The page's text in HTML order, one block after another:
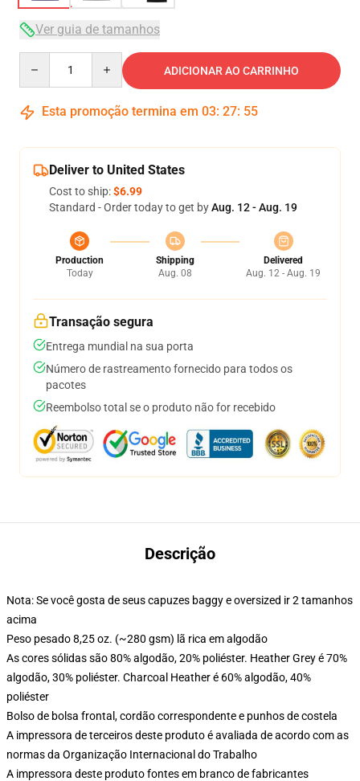
Ver guia de tamanhos
ADICIONAR AO CARRINHO
Esta promoção termina em 03: 27: 54
Deliver to United States
Cost to ship:$6.99
Standard - Order today to get byAug. 12 - Aug. 19
Production
Today
Shipping
Aug. 08
Delivered
Aug. 12 - Aug. 19
Transação segura
Entrega mundial na sua porta
Número de rastreamento fornecido para todos os
pacotes
Reembolso total se o produto não for recebido
Descrição
Nota: Se você gosta de seus capuzes baggy e oversized ir 2 tamanhos
acima
Peso pesado 8,25 oz. (~280 gsm) lã rica em algodão
As cores sólidas são 80% algodão, 20% poliéster. Heather Grey é 70%
algodão, 30% poliéster. Charcoal Heather é 60% algodão, 40%
poliéster
Bolso de bolsa frontal, cordão correspondente e punhos de costela
A impressora de terceiros deste produto é avaliada de acordo com as
normas da Organização Internacional do Trabalho
A impressora deste produto fontes em branco de fabricantes